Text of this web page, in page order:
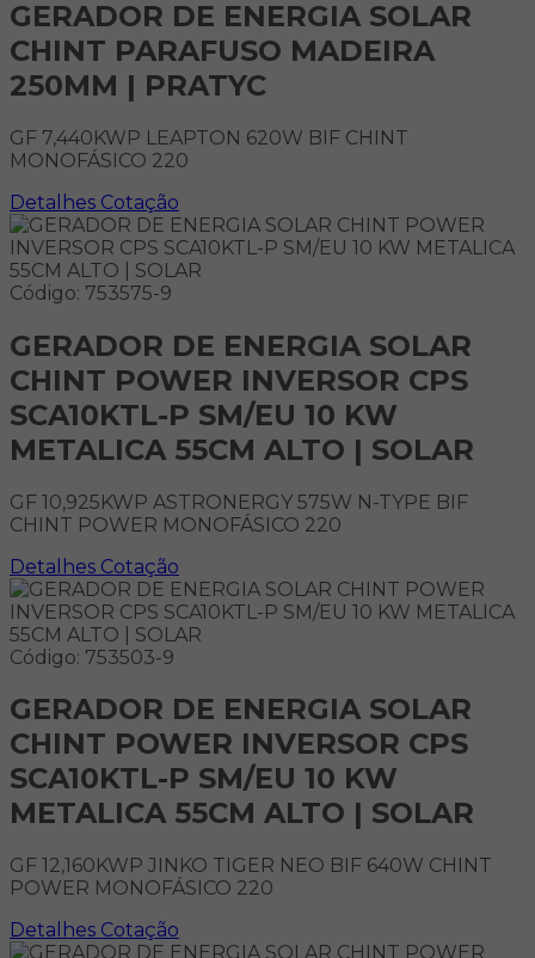
GERADOR DE ENERGIA SOLAR
CHINT PARAFUSO MADEIRA
250MM | PRATYC
GF 7,440KWP LEAPTON 620W BIF CHINT
MONOFÁSICO 220
Detalhes Cotação
Código: 753575-9
GERADOR DE ENERGIA SOLAR
CHINT POWER INVERSOR CPS
SCA10KTL-P SM/EU 10 KW
METALICA 55CM ALTO | SOLAR
GF 10,925KWP ASTRONERGY 575W N-TYPE BIF
CHINT POWER MONOFÁSICO 220
Detalhes Cotação
Código: 753503-9
GERADOR DE ENERGIA SOLAR
CHINT POWER INVERSOR CPS
SCA10KTL-P SM/EU 10 KW
METALICA 55CM ALTO | SOLAR
GF 12,160KWP JINKO TIGER NEO BIF 640W CHINT
POWER MONOFÁSICO 220
Detalhes Cotação